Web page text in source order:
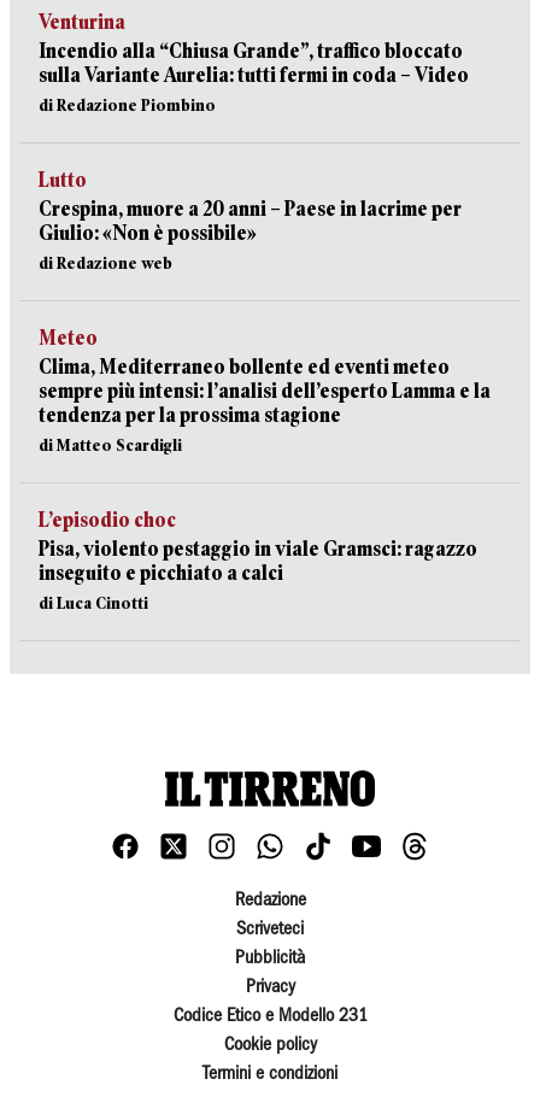
Venturina
Incendio alla “Chiusa Grande”, traffico bloccato
sulla Variante Aurelia: tutti fermi in coda – Video
di Redazione Piombino
Lutto
Crespina, muore a 20 anni – Paese in lacrime per
Giulio: «Non è possibile»
di Redazione web
Meteo
Clima, Mediterraneo bollente ed eventi meteo
sempre più intensi: l’analisi dell’esperto Lamma e la
tendenza per la prossima stagione
di Matteo Scardigli
L’episodio choc
Pisa, violento pestaggio in viale Gramsci: ragazzo
inseguito e picchiato a calci
di Luca Cinotti
Redazione
Scriveteci
Pubblicità
Privacy
Codice Etico e Modello 231
Cookie policy
Termini e condizioni